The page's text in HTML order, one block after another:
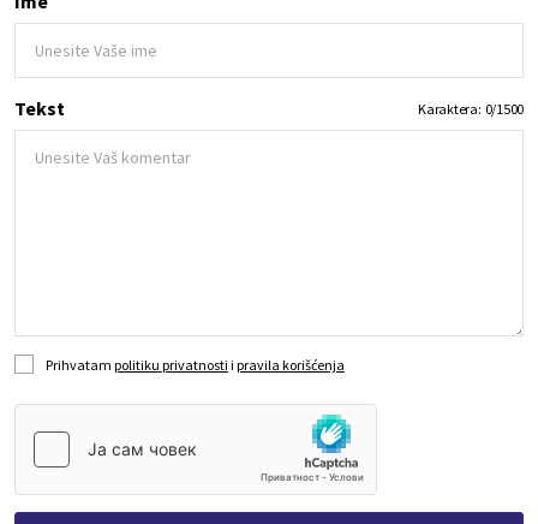
Tekst Karaktera: 0/1500
Prihvatam politiku privatnosti i pravila korišćenja